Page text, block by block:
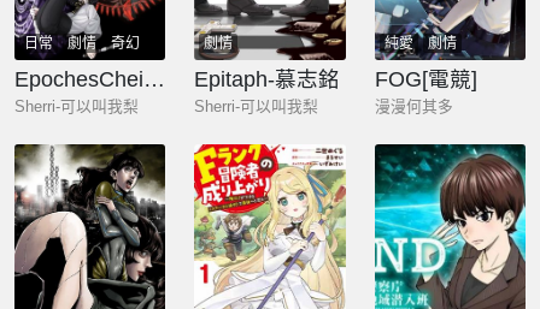
日常 劇情 奇幻
EpochesCheimonas—四季·冬
Sherri-可以叫我梨
劇情
Epitaph-慕志銘
Sherri-可以叫我梨
純愛 劇情
FOG[電競]
漫漫何其多